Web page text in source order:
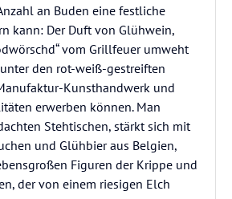
an Buden eine festliche
kann: Der Duft von Glühwein,
vom Grillfeuer umweht
den rot-weiß-gestreiften
Kunsthandwerk und
erwerben können. Man
Stehtischen, stärkt sich mit
und Glühbier aus Belgien,
Figuren der Krippe und
der von einem riesigen Elch